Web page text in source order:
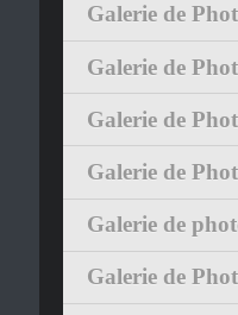
Galerie de
Galerie de
Galerie de
Galerie de
Galerie de
Galerie de